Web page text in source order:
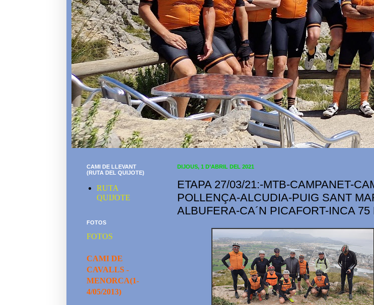
DIJOUS, 1 D’ABRIL DEL 2021
ETAPA 27/03/21:-MTB-CAMPANET-
POLLENÇA-ALCUDIA-PUIG SANT
ALBUFERA-CA´N PICAFORT-INCA 75
CAMI DE LLEVANT
(RUTA DEL QUIJOTE)
RUTA
QUIJOTE
FOTOS
FOTOS
CAMI DE
CAVALLS -
MENORCA(1-
4/05/2013)